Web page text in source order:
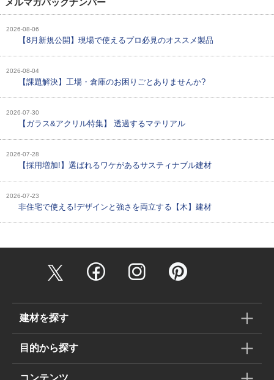
2026-08-06
【8月新規公開】現場で使えるプロ必見のオススメ製品
2026-08-04
【課題解決】工場・倉庫のお困りごとありませんか?
2026-07-30
【ガラス&アクリル特集】 透過するマテリアル
2026-07-28
【採用増加!】選ばれるワケがあるサスティナブル建材
2026-07-23
非住宅で使える!デザインと強さを両立する【木】建材
建材を探す
目的から探す
コンテンツ